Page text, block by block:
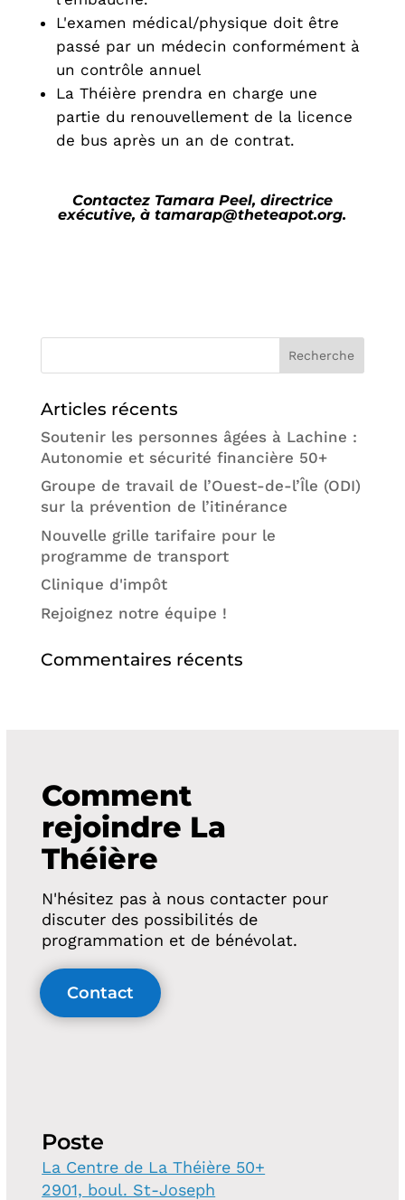
L'examen médical/physique doit être
passé par un médecin conformément à
un contrôle annuel
La Théière prendra en charge une
partie du renouvellement de la licence
de bus après un an de contrat.
Contactez Tamara Peel, directrice
exécutive, à tamarap@theteapot.org.
Articles récents
Soutenir les personnes âgées à Lachine :
Autonomie et sécurité financière 50+
Groupe de travail de l’Ouest-de-l’Île (ODI)
sur la prévention de l’itinérance
Nouvelle grille tarifaire pour le
programme de transport
Clinique d'impôt
Rejoignez notre équipe !
Commentaires récents
Comment
rejoindre La
Théière
N'hésitez pas à nous contacter pour
discuter des possibilités de
programmation et de bénévolat.
Contact
Poste
La Centre de La Théière 50+
2901, boul. St-Joseph